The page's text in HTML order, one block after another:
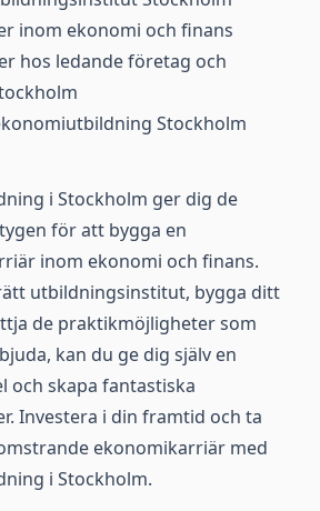
inom ekonomi och finans
hos ledande företag och
Stockholm
i Stockholm ger dig de
för att bygga en
inom ekonomi och finans.
utbildningsinstitut, bygga ditt
de praktikmöjligheter som
kan du ge dig själv en
och skapa fantastiska
Investera i din framtid och ta
ekonomikarriär med
i Stockholm.